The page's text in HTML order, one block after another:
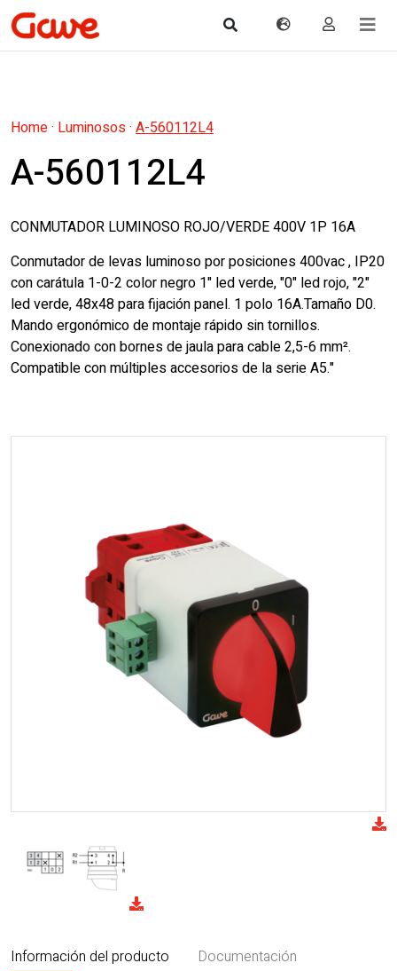
Home· Luminosos· A-560112L4
A-560112L4
CONMUTADOR LUMINOSO ROJO/VERDE 400V 1P 16A
Conmutador de levas luminoso por posiciones 400vac , IP20
con carátula 1-0-2 color negro 1" led verde, "0" led rojo, "2"
led verde, 48x48 para fijación panel. 1 polo 16A.Tamaño D0.
Mando ergonómico de montaje rápido sin tornillos.
Conexionado con bornes de jaula para cable 2,5-6 mm².
Compatible con múltiples accesorios de la serie A5."
Información del producto Documentación